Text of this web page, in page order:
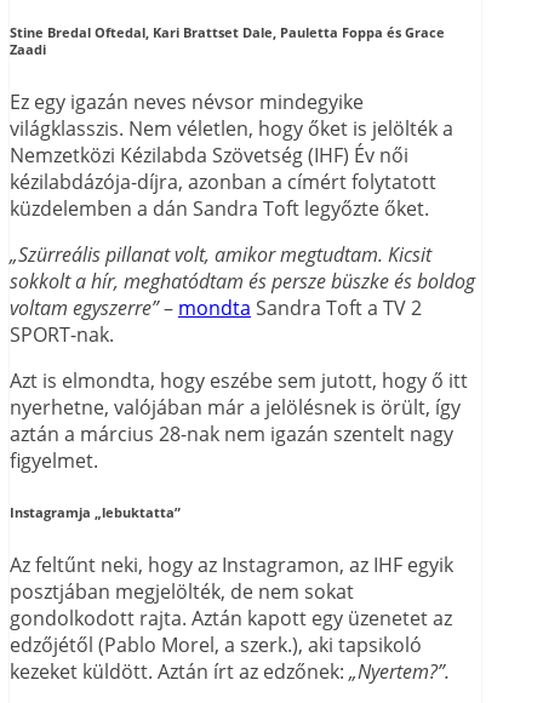
Stine Bredal Oftedal, Kari Brattset Dale, Pauletta Foppa és Grace
Zaadi
Ez egy igazán neves névsor mindegyike
világklasszis. Nem véletlen, hogy őket is jelölték a
Nemzetközi Kézilabda Szövetség (IHF) Év női
kézilabdázója-díjra, azonban a címért folytatott
küzdelemben a dán Sandra Toft legyőzte őket.
„Szürreális pillanat volt, amikor megtudtam. Kicsit
sokkolt a hír, meghatódtam és persze büszke és boldog
voltam egyszerre”– mondta Sandra Toft a TV 2
SPORT-nak.
Azt is elmondta, hogy eszébe sem jutott, hogy ő itt
nyerhetne, valójában már a jelölésnek is örült, így
aztán a március 28-nak nem igazán szentelt nagy
figyelmet.
Instagramja „lebuktatta”
Az feltűnt neki, hogy az Instagramon, az IHF egyik
posztjában megjelölték, de nem sokat
gondolkodott rajta. Aztán kapott egy üzenetet az
edzőjétől (Pablo Morel, a szerk.), aki tapsikoló
kezeket küldött. Aztán írt az edzőnek: „Nyertem?”.